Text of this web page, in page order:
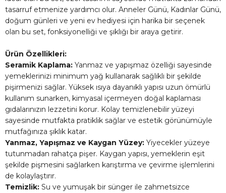
tasarruf etmenize yardımcı olur. Anneler Günü, Kadınlar Günü,
doğum günleri ve yeni ev hediyesi için harika bir seçenek
olan bu set, fonksiyonelliği ve şıklığı bir araya getirir.
Ürün Özellikleri:
Seramik Kaplama: Yanmaz ve yapışmaz özelliği sayesinde
yemeklerinizi minimum yağ kullanarak sağlıklı bir şekilde
pişirmenizi sağlar. Yüksek ısıya dayanıklı yapısı uzun ömürlü
kullanım sunarken, kimyasal içermeyen doğal kaplaması
gıdalarınızın lezzetini korur. Kolay temizlenebilir yüzeyi
sayesinde mutfakta pratiklik sağlar ve estetik görünümüyle
mutfağınıza şıklık katar.
Yanmaz, Yapışmaz ve Kaygan Yüzey: Yiyecekler yüzeye
tutunmadan rahatça pişer. Kaygan yapısı, yemeklerin eşit
şekilde pişmesini sağlarken karıştırma ve çevirme işlemlerini
de kolaylaştırır.
Temizlik: Su ve yumuşak bir sünger ile zahmetsizce